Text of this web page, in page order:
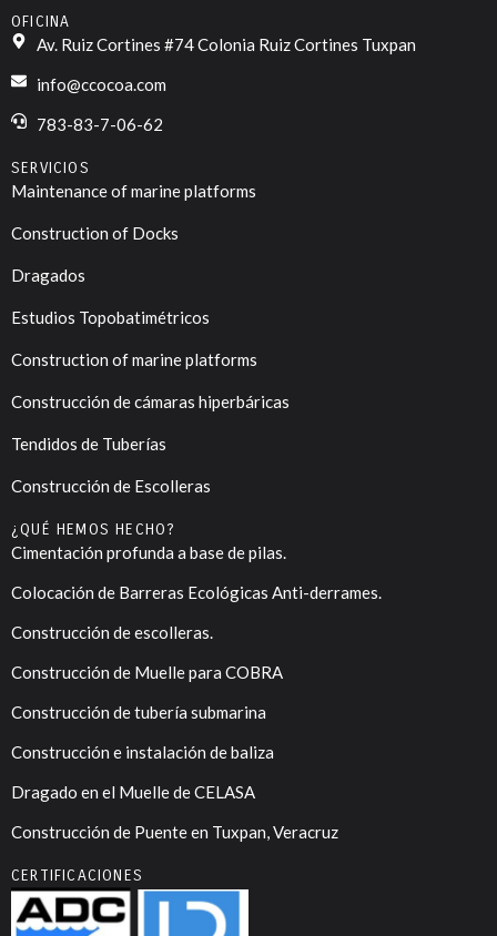
OFICINA
Av. Ruiz Cortines #74 Colonia Ruiz Cortines Tuxpan
info@ccocoa.com
783-83-7-06-62
SERVICIOS
Maintenance of marine platforms
Construction of Docks
Dragados
Estudios Topobatimétricos
Construction of marine platforms
Construcción de cámaras hiperbáricas
Tendidos de Tuberías
Construcción de Escolleras
¿QUÉ HEMOS HECHO?
Cimentación profunda a base de pilas.
Colocación de Barreras Ecológicas Anti-derrames.
Construcción de escolleras.
Construcción de Muelle para COBRA
Construcción de tubería submarina
Construcción e instalación de baliza
Dragado en el Muelle de CELASA
Construcción de Puente en Tuxpan, Veracruz
CERTIFICACIONES